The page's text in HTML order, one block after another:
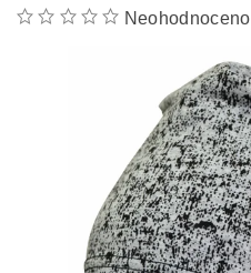
Neohodnoceno